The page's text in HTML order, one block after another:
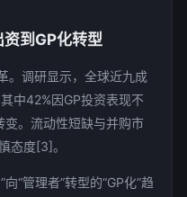
到GP化转型
。调研显示，全球近九成
中42%因GP投资表现不
变。流动性短缺与并购市
态度[3]。
“管理者”转型的“GP化”趋